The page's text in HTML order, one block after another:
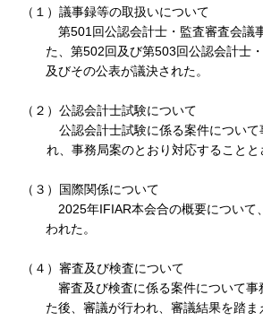
（１）議事録等の取扱いについて
第501回公認会計士・監査審査会議
た、第502回及び第503回公認会計士
及びその公表が議決された。
（２）公認会計士試験について
公認会計士試験に係る案件について
れ、事務局案のとおり対応することと
（３）国際関係について
2025年IFIAR本会合の概要について
われた。
（４）審査及び検査について
審査及び検査に係る案件について事
た後、審議が行われ、審議結果を踏ま